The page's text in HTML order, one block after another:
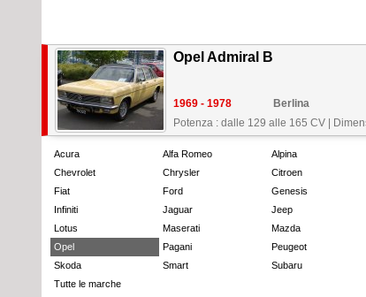
Opel Admiral B
1969 - 1978
Berlina
Potenza : dalle 129 alle 165 CV
Acura Alfa Romeo Alpina
Chevrolet
Chrysler Citroen
Fiat
Ford Genesis
Infiniti
Jaguar Jeep
Lotus
Maserati Mazda
Opel
Pagani Peugeot
Skoda
Smart Subaru
Tutte le marche